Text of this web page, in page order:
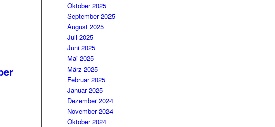
Oktober 2025
September 2025
August 2025
Juli 2025
Juni 2025
Mai 2025
März 2025
Februar 2025
Januar 2025
Dezember 2024
November 2024
Oktober 2024